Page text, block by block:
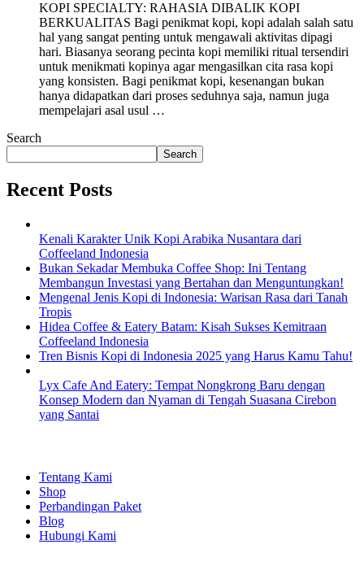
KOPI SPECIALTY: RAHASIA DIBALIK KOPI
BERKUALITAS Bagi penikmat kopi, kopi adalah salah satu
hal yang sangat penting untuk mengawali aktivitas dipagi
hari. Biasanya seorang pecinta kopi memiliki ritual tersendiri
untuk menikmati kopinya agar mengasilkan cita rasa kopi
yang konsisten. Bagi penikmat kopi, kesenangan bukan
hanya didapatkan dari proses seduhnya saja, namun juga
mempelajari asal usul …
Search
Search
Recent Posts
Kenali Karakter Unik Kopi Arabika Nusantara dari
Coffeeland Indonesia
Bukan Sekadar Membuka Coffee Shop: Ini Tentang
Membangun Investasi yang Bertahan dan Menguntungkan!
Mengenal Jenis Kopi di Indonesia: Warisan Rasa dari Tanah
Tropis
Hidea Coffee & Eatery Batam: Kisah Sukses Kemitraan
Coffeeland Indonesia
Tren Bisnis Kopi di Indonesia 2025 yang Harus Kamu Tahu!
Lyx Cafe And Eatery: Tempat Nongkrong Baru dengan
Konsep Modern dan Nyaman di Tengah Suasana Cirebon
yang Santai
Tentang Kami
Shop
Perbandingan Paket
Blog
Hubungi Kami